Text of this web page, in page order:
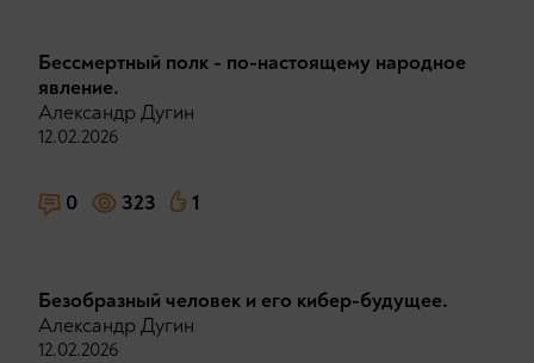
Бессмертный полк - по-настоящему народное
явление.
Александр Дугин
12.02.2026
0 323 1
Безобразный человек и его кибер-будущее.
Александр Дугин
12.02.2026